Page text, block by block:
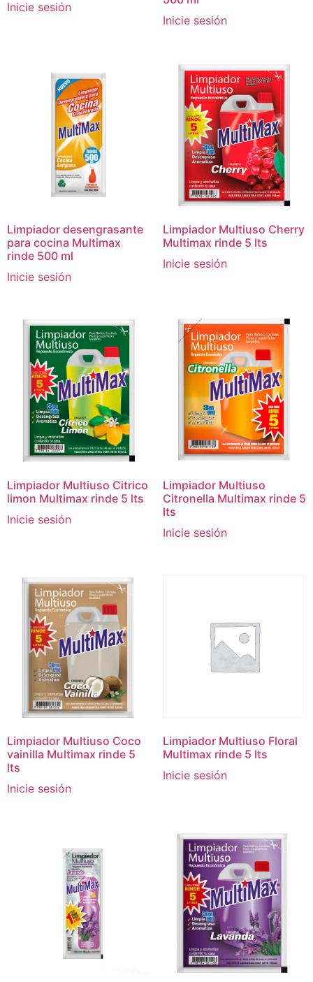
Inicie sesión
Inicie sesión
Limpiador desengrasante
para cocina Multimax
rinde 500 ml
Inicie sesión
Limpiador Multiuso Cherry
Multimax rinde 5 lts
Inicie sesión
Limpiador Multiuso Citrico
limon Multimax rinde 5 lts
Inicie sesión
Limpiador Multiuso
Citronella Multimax rinde 5
lts
Inicie sesión
Limpiador Multiuso Coco
vainilla Multimax rinde 5
lts
Inicie sesión
Limpiador Multiuso Floral
Multimax rinde 5 lts
Inicie sesión